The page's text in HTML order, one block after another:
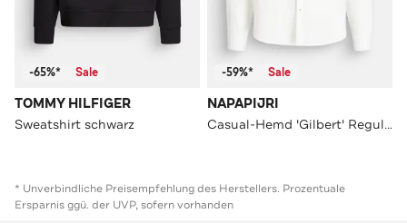
-65%* Sale
TOMMY HILFIGER
Sweatshirt schwarz
-59%* Sale
NAPAPIJRI
Casual-Hemd 'Gilbert' Regular Fit
* Unverbindliche Preisempfehlung des Herstellers. Prozentuale
Ersparnis ggü. der UVP, sofern vorhanden